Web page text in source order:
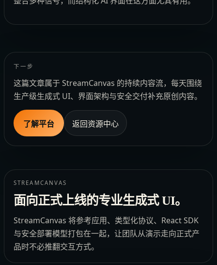
下一步
这篇文章属于 StreamCanvas 的持续内容流，每天围绕
生产级生成式 UI、界面架构与安全交付补充原创内容。
了解平台 返回资源中心
STREAMCANVAS
面向正式上线的专业生成式 UI。
StreamCanvas 将参考应用、类型化协议、React SDK
与安全部署模型打包在一起，让团队从演示走向正式产
品时不必推翻交互方式。